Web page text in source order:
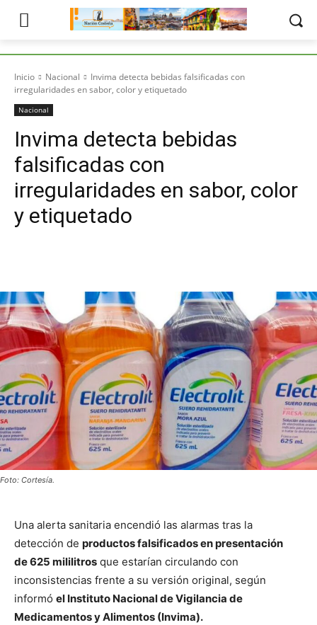
Inicio Nacional
Invima detecta bebidas falsificadas con
irregularidades en sabor, color y etiquetado
Nacional
Invima detecta bebidas
falsificadas con
irregularidades en sabor, color
y etiquetado
Foto: Cortesía.
Una alerta sanitaria encendió las alarmas tras la
detección de productos falsificados en presentación
de 625 mililitros que estarían circulando con
inconsistencias frente a su versión original, según
informó el Instituto Nacional de Vigilancia de
Medicamentos y Alimentos (Invima).